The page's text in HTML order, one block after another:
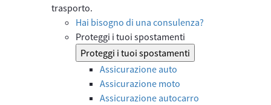
trasporto.
Hai bisogno di una consulenza?
Proteggi i tuoi spostamenti
Proteggi i tuoi spostamenti
Assicurazione auto
Assicurazione moto
Assicurazione autocarro